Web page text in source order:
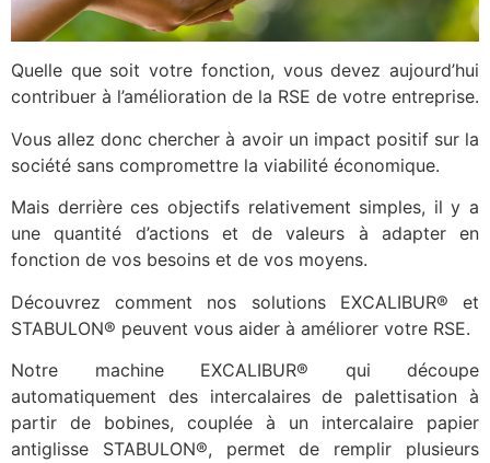
Quelle que soit votre fonction, vous devez aujourd’hui
contribuer à l’amélioration de la RSE de votre entreprise.
Vous allez donc chercher à avoir un impact positif sur la
société sans compromettre la viabilité économique.
Mais derrière ces objectifs relativement simples, il y a
une quantité d’actions et de valeurs à adapter en
fonction de vos besoins et de vos moyens.
Découvrez comment nos solutions EXCALIBUR® et
STABULON® peuvent vous aider à améliorer votre RSE.
Notre machine EXCALIBUR® qui découpe
automatiquement des intercalaires de palettisation à
partir de bobines, couplée à un intercalaire papier
antiglisse STABULON®, permet de remplir plusieurs